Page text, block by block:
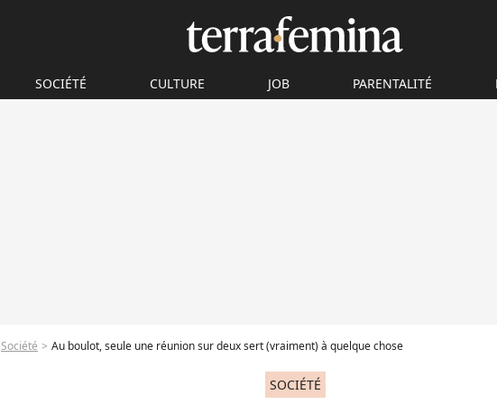
SOCIÉTÉ CULTURE JOB PARENTALITÉ
Société Au boulot, seule une réunion sur deux sert (vraiment) à quelque chose
SOCIÉTÉ